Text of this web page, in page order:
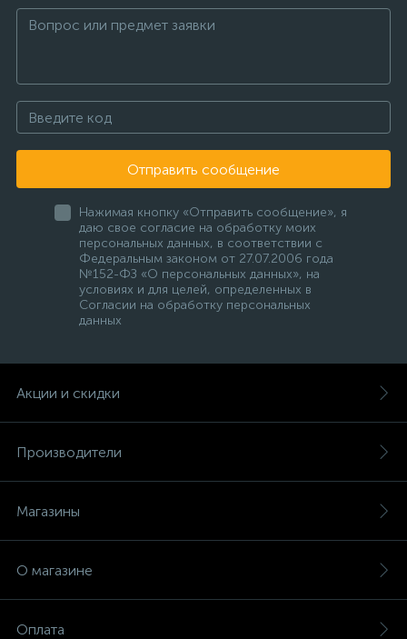
Отправить сообщение
Нажимая кнопку «Отправить сообщение», я
даю свое согласие на обработку моих
персональных данных, в соответствии с
Федеральным законом от 27.07.2006 года
№152-ФЗ «О персональных данных», на
условиях и для целей, определенных в
Согласии на обработку персональных
данных
Акции и скидки
Производители
Магазины
О магазине
Оплата